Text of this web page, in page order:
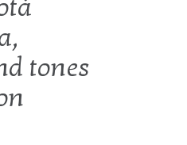
tones